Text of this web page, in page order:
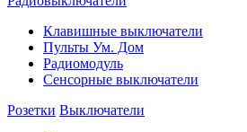
Клавишные выключатели
Пульты Ум. Дом
Радиомодуль
Сенсорные выключатели
Розетки Выключатели